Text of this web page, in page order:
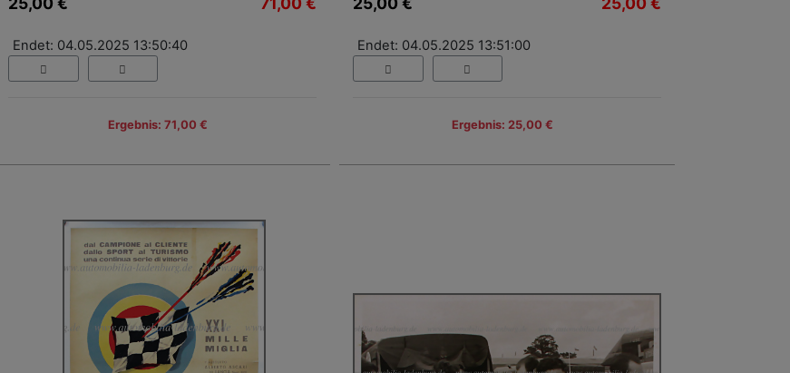
Endet: 04.05.2025 13:50:40
Ergebnis: 71,00 €
Endet: 04.05.2025 13:51:00
Ergebnis: 25,00 €